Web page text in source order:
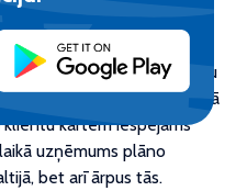
pēdējo gadu laikā
AdBlueuzpildes staciju
10 stacijas (8 Latvijā
klientu kartēm iespējams
uzņēmums plāno
bet arī ārpus tās.